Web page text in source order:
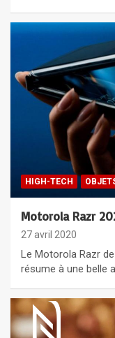
HIGH-TECH
Motorola Razr
27 avril 2020
Le Motorola Razr
résume à une belle